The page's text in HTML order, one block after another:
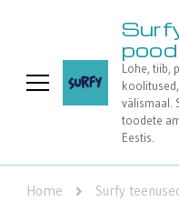
pood
Lohe, tiib,
välismaal.
toodete
Eestis.
Home
Surfy